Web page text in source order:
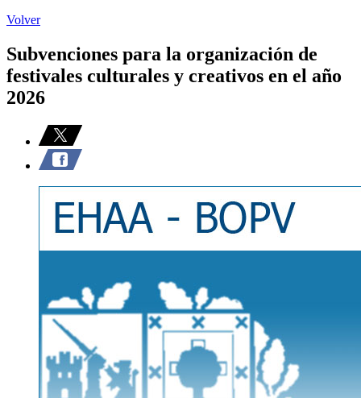
Volver
Subvenciones para la organización de
festivales culturales y creativos en el año
2026